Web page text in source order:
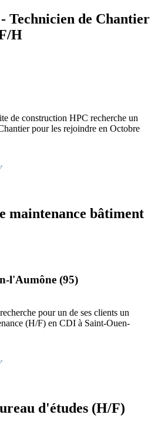
Technicien de Chantier
H
de construction HPC recherche un
pour les rejoindre en Octobre
maintenance bâtiment
l'Aumône (95)
pour un de ses clients un
(H/F) en CDI à Saint-Ouen-
d'études (H/F)